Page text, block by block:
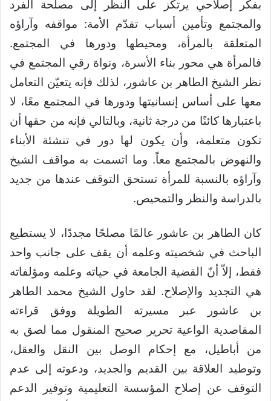
بفكر إصلاحي يرتكز على النظر إلى مصلحة الفرد
والمجتمع وتأمين أسباب تقدّم الأمة: مواقفه وآراؤه
المتعلقة بالمرأة، ومحيطها ودورها في المجتمع.
فالمرأة هي محور بناء الأسرة، ونواة رقي المجتمع في
نظر الشيخ الطاهر بن عاشور، لذلك فإنه يتعيّن التعامل
معها على أساس إنسانيتها ودورها في المجتمع معًا، لا
باعتبارها كائنًا من درجة ثانية، وبالتالي فإنه من حقها أن
تكون متعلمة، وأن يكون لها دور في تنشئة الأبناء
والنهوض بالمجتمع معاً. وما اتسمت به مواقف الشيخ
وآراؤه بالنسبة للمرأة تستحق التوقف عندها من جديد
بالدراسة والنظر والتمحيص.
كان الطاهر بن عاشور عالمًا مصلحًا مجددًا، لا يستطيع
الباحث في شخصيته وعلمه أن يقف على جانب واحد
فقط، إلاّ أنّ القضية الجامعة في حياته وعلمه ومؤلفاته
هي التجديد والإصلاح. لقد حاول الشيخ محمد الطاهر
بن عاشور عبر مسيرته الطويلة ووفق قراءته
المقاصدية الواعية تحرير صحيح المنقول مما لصق به
من أباطيل، مع إحكام الوصل بين النقل والعقل،
وتوطيد العلاقة بين القديم والجديد، ودعوته إلى عدم
التوقف عن إصلاح المؤسسة التعليمية وتوفير الدعم